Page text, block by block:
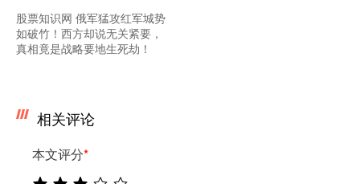
股票知识网 俄军猛攻红军城势
如破竹！西方却说无关紧要，
真相竟是战略要地生死劫！
相关评论
本文评分*